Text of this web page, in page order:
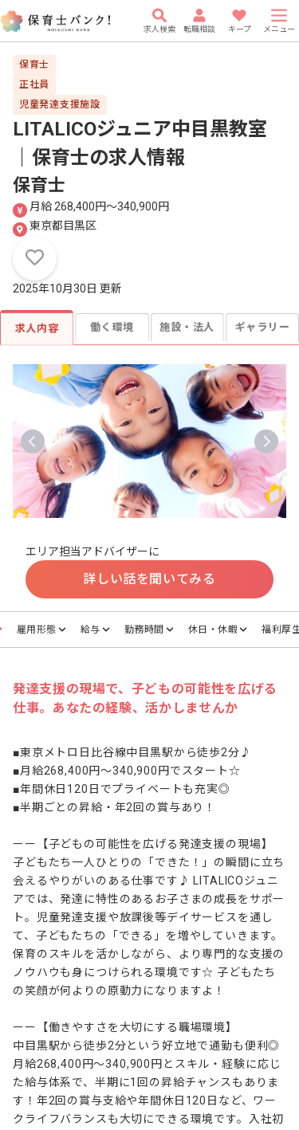
求人検索 転職相談 キープ メニュー
保育士
正社員
児童発達支援施設
LITALICOジュニア中目黒教室
｜保育士の求人情報
保育士
月給 268,400円〜340,900円
東京都目黒区
2025年10月30日 更新
求人内容 働く環境 施設・法人 ギャラリー
エリア担当アドバイザーに
詳しい話を聞いてみる
雇用形態 給与 勤務時間 休日・休暇 福利厚生
発達支援の現場で、子どもの可能性を広げる
仕事。あなたの経験、活かしませんか
■東京メトロ日比谷線中目黒駅から徒歩2分♪
■月給268,400円～340,900円でスタート☆
■年間休日120日でプライベートも充実◎
■半期ごとの昇給・年2回の賞与あり！
ーー【子どもの可能性を広げる発達支援の現場】
子どもたち一人ひとりの「できた！」の瞬間に立ち
会えるやりがいのある仕事です♪ LITALICOジュニ
アでは、発達に特性のあるお子さまの成長をサポー
ト。児童発達支援や放課後等デイサービスを通し
て、子どもたちの「できる」を増やしていきます。
保育のスキルを活かしながら、より専門的な支援の
ノウハウも身につけられる環境です☆ 子どもたち
の笑顔が何よりの原動力になりますよ！
ーー【働きやすさを大切にする職場環境】
中目黒駅から徒歩2分という好立地で通勤も便利◎
月給268,400円～340,900円とスキル・経験に応じ
た給与体系で、半期に1回の昇給チャンスもありま
す！年2回の賞与支給や年間休日120日など、ワー
クライフバランスも大切にできる環境です。入社初